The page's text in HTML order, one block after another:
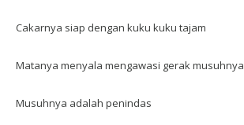
Cakarnya siap dengan kuku kuku tajam
Matanya menyala mengawasi gerak musuhnya
Musuhnya adalah penindas